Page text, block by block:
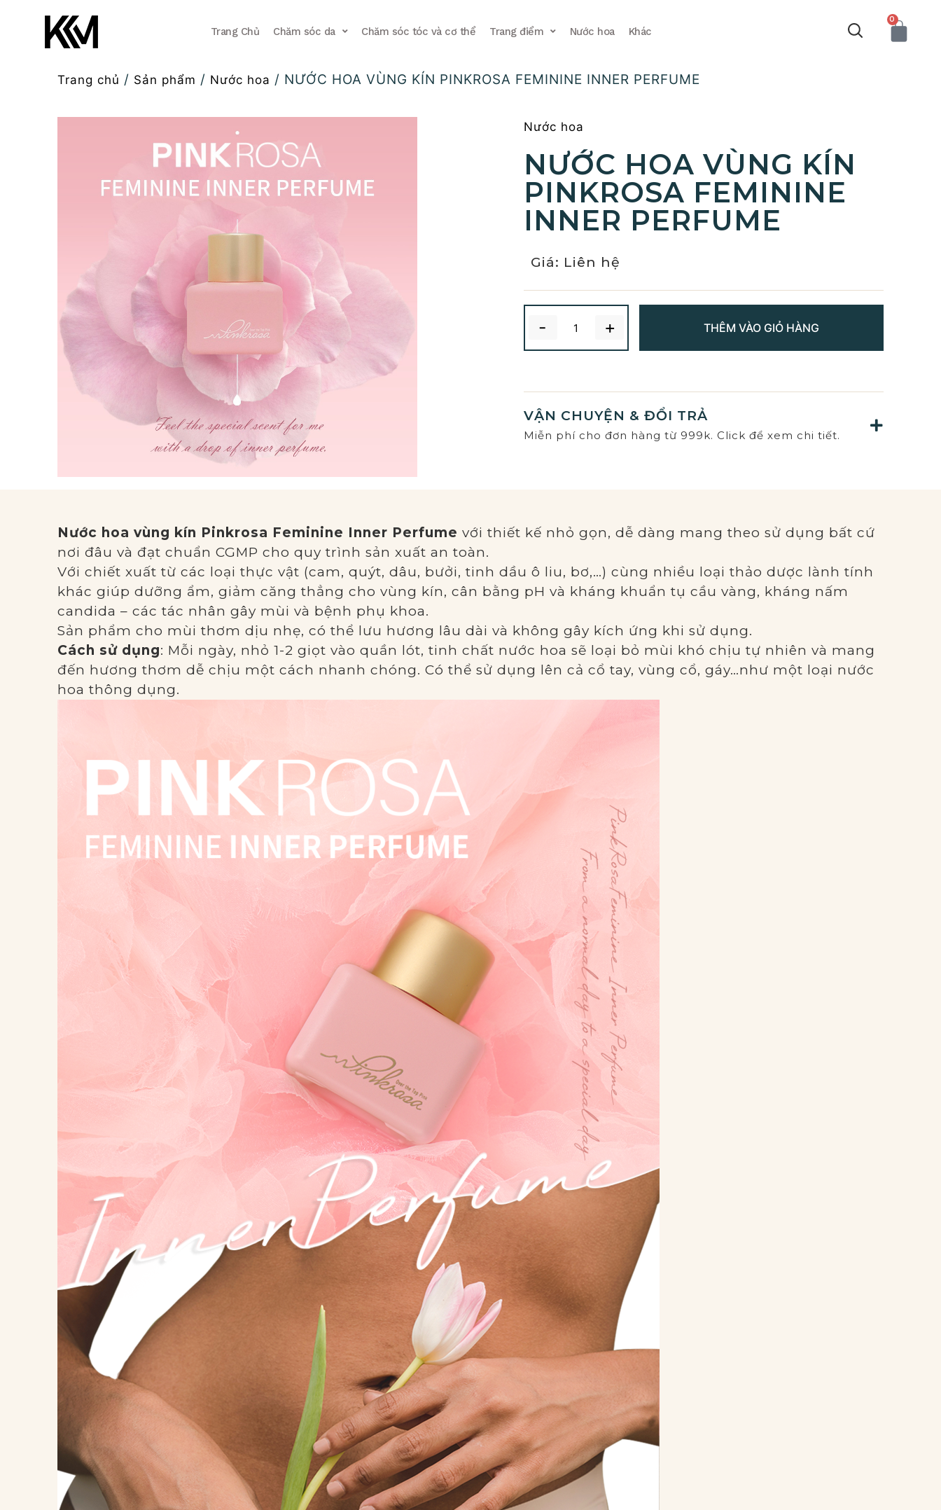
Trang Chủ Chăm sóc da Chăm sóc tóc và cơ thể Trang điểm Nước hoa Khác
0
Trang chủ / Sản phẩm / Nước hoa / NƯỚC HOA VÙNG KÍN PINKROSA FEMININE INNER PERFUME
Nước hoa
NƯỚC HOA VÙNG KÍN
PINKROSA FEMININE
INNER PERFUME
Giá: Liên hệ
- + THÊM VÀO GIỎ HÀNG
VẬN CHUYỆN & ĐỔI TRẢ
Miễn phí cho đơn hàng từ 999k. Click để xem chi tiết.
Nước hoa vùng kín Pinkrosa Feminine Inner Perfume với thiết kế nhỏ gọn, dễ dàng mang theo sử dụng bất cứ
nơi đâu và đạt chuẩn CGMP cho quy trình sản xuất an toàn.
Với chiết xuất từ các loại thực vật (cam, quýt, dâu, bưởi, tinh dầu ô liu, bơ,…) cùng nhiều loại thảo dược lành tính
khác giúp dưỡng ẩm, giảm căng thẳng cho vùng kín, cân bằng pH và kháng khuẩn tụ cầu vàng, kháng nấm
candida – các tác nhân gây mùi và bệnh phụ khoa.
Sản phẩm cho mùi thơm dịu nhẹ, có thể lưu hương lâu dài và không gây kích ứng khi sử dụng.
Cách sử dụng: Mỗi ngày, nhỏ 1-2 giọt vào quần lót, tinh chất nước hoa sẽ loại bỏ mùi khó chịu tự nhiên và mang
đến hương thơm dễ chịu một cách nhanh chóng. Có thể sử dụng lên cả cổ tay, vùng cổ, gáy…như một loại nước
hoa thông dụng.